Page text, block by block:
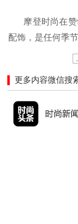
摩登时尚在赞
配饰，是任何季
更多内容微信搜